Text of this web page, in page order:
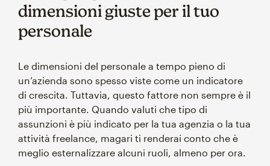
dimensioni giuste per il tuo
personale
Le dimensioni del personale a tempo pieno di
un’azienda sono spesso viste come un indicatore
di crescita. Tuttavia, questo fattore non sempre è il
più importante. Quando valuti che tipo di
assunzioni è più indicato per la tua agenzia o la tua
attività freelance, magari ti renderai conto che è
meglio esternalizzare alcuni ruoli, almeno per ora.